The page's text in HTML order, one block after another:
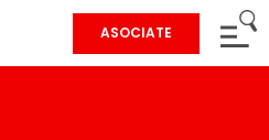
ASOCIATE